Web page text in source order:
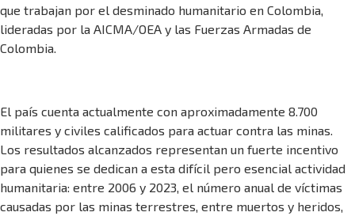
que trabajan por el desminado humanitario en Colombia,
lideradas por la AICMA/OEA y las Fuerzas Armadas de
Colombia.
El país cuenta actualmente con aproximadamente 8.700
militares y civiles calificados para actuar contra las minas.
Los resultados alcanzados representan un fuerte incentivo
para quienes se dedican a esta difícil pero esencial actividad
humanitaria: entre 2006 y 2023, el número anual de víctimas
causadas por las minas terrestres, entre muertos y heridos,